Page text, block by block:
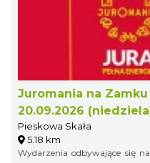
Juromania na Zamku
20.09.2026
Pieskowa Skała
5.18 km
Wydarzenia odbywające się